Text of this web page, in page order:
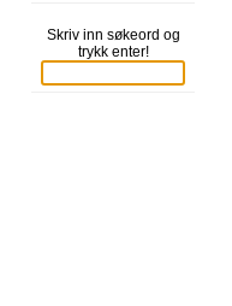
Skriv inn søkeord og
trykk enter!